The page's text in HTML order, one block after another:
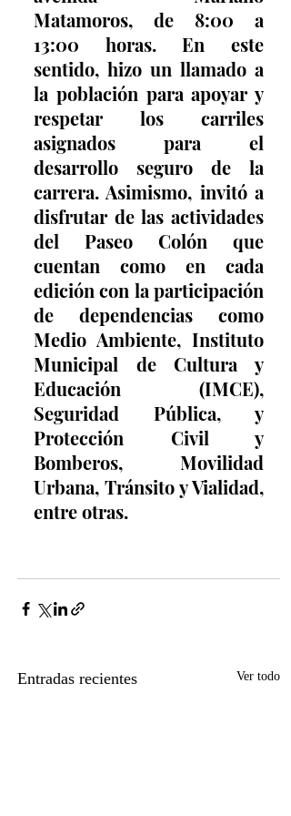
Matamoros, de 8:00 a
13:00 horas. En este
sentido, hizo un llamado a
la población para apoyar y
respetar los carriles
asignados para el
desarrollo seguro de la
carrera. Asimismo, invitó a
disfrutar de las actividades
del Paseo Colón que
cuentan como en cada
edición con la participación
de dependencias como
Medio Ambiente, Instituto
Municipal de Cultura y
Educación (IMCE),
Seguridad Pública, y
Protección Civil y
Bomberos, Movilidad
Urbana, Tránsito y Vialidad,
entre otras.
Entradas recientes Ver todo